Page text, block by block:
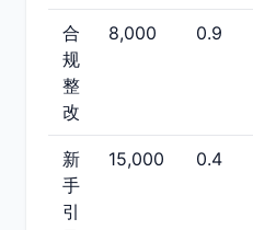
合
规
整
改
8,000 0.9
新
手
引
15,000 0.4